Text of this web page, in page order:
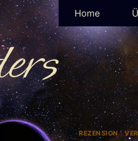
Home
REZENSION|